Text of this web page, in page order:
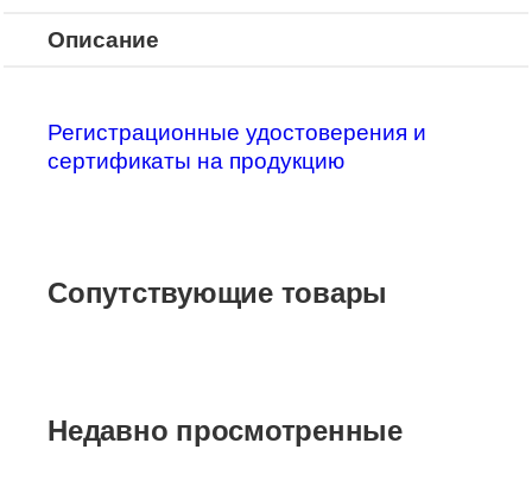
Описание
Регистрационные удостоверения и
сертификаты на продукцию
Сопутствующие товары
Недавно просмотренные